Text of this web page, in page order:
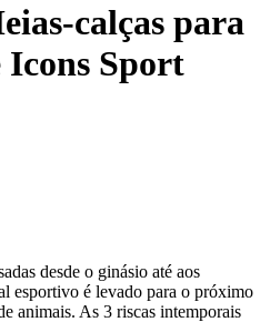
calças para
Sport
desde o ginásio até aos
esportivo é levado para o próximo
animais. As 3 riscas intemporais